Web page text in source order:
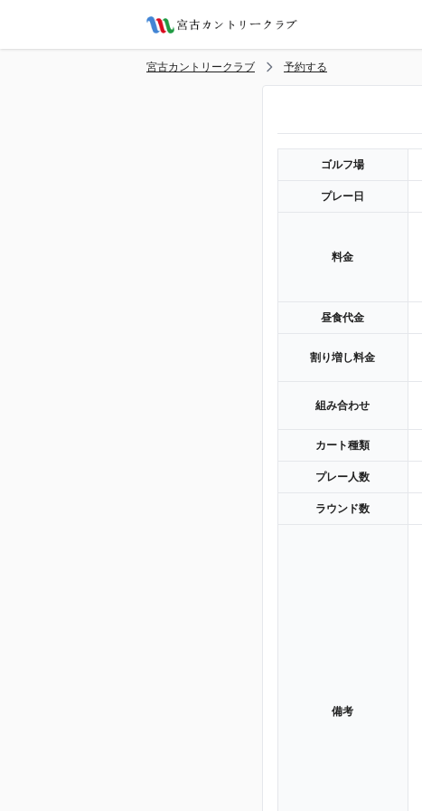
宮古カントリークラブ 予約する
ゴルフ場
プレー日
料金
昼食代金
割り増し料金
組み合わせ
カート種類
プレー人数
ラウンド数
備考